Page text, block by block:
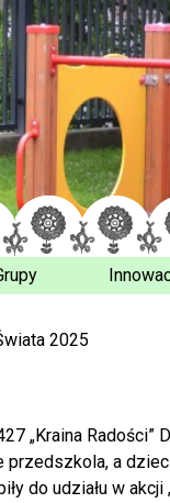
2025
„Kraina Radości”
a
do udziału w akcji